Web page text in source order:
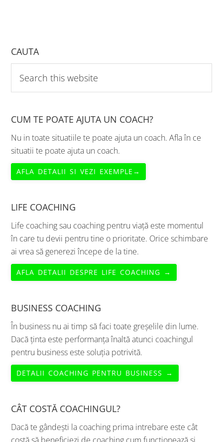
CAUTA
this
website
CUM TE POATE AJUTA UN COACH?
Nu in toate situatiile te poate ajuta un coach. Afla în ce
situatii te poate ajuta un coach.
AFLA DETALII SI VEZI EXEMPLE→
LIFE COACHING
Life coaching sau coaching pentru viață este momentul
în care tu devii pentru tine o prioritate. Orice schimbare
ai vrea să generezi începe de la tine.
AFLA DETALII DESPRE LIFE COACHING →
BUSINESS COACHING
În business nu ai timp să faci toate greșelile din lume.
Dacă ținta este performanța înaltă atunci coachingul
pentru business este soluția potrivită.
DETALII COACHING PENTRU BUSINESS →
CÂT COSTĂ COACHINGUL?
Dacă te gândești la coaching prima intrebare este cât